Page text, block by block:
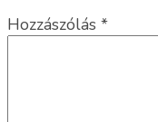
Hozzászólás *